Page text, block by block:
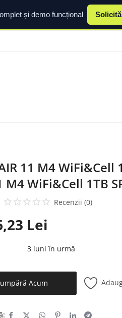
și demo funcțional
11 M4 WiFi&Cell
M4 WiFi&Cell 1TB
Recenzii (0)
Lei
3 luni în urmă
Acum